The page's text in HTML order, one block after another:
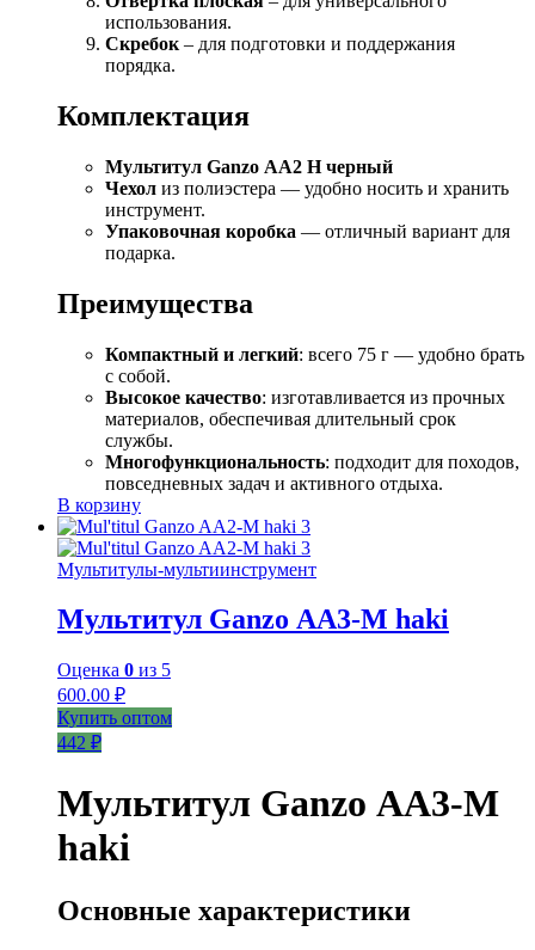
использования.
Скребок – для подготовки и поддержания
порядка.
Комплектация
Мультитул Ganzo АА2 Н черный
Чехол из полиэстера — удобно носить и хранить
инструмент.
Упаковочная коробка — отличный вариант для
подарка.
Преимущества
Компактный и легкий: всего 75 г — удобно брать
с собой.
Высокое качество: изготавливается из прочных
материалов, обеспечивая длительный срок
службы.
Многофункциональность: подходит для походов,
повседневных задач и активного отдыха.
В корзину
Мультитулы-мультиинструмент
Мультитул Ganzo АА3-М haki
Оценка 0 из 5
600.00 ₽
Купить оптом
442 ₽
Мультитул Ganzo АА3-М
haki
Основные характеристики